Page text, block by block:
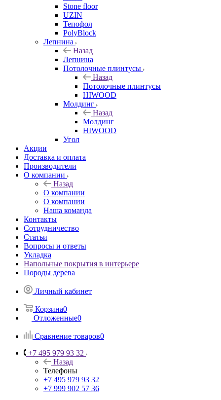
Stone floor
UZIN
Тепофол
PolyBlock
Лепнина
Назад
Лепнина
Потолочные плинтусы
Назад
Потолочные плинтусы
HIWOOD
Молдинг
Назад
Молдинг
HIWOOD
Угол
Акции
Доставка и оплата
Производители
О компании
Назад
О компании
О компании
Наша команда
Контакты
Сотрудничество
Статьи
Вопросы и ответы
Укладка
Напольные покрытия в интерьере
Породы дерева
Личный кабинет
Корзина0
Отложенные0
Сравнение товаров0
+7 495 979 93 32
Назад
Телефоны
+7 495 979 93 32
+7 999 902 57 36